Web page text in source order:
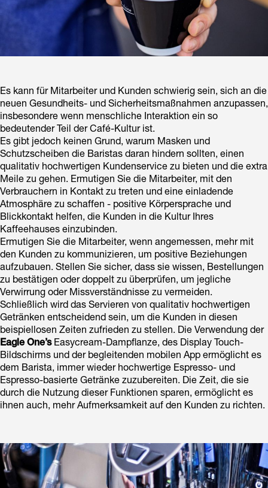
Es kann für Mitarbeiter und Kunden schwierig sein, sich an die
neuen Gesundheits- und Sicherheitsmaßnahmen anzupassen,
insbesondere wenn menschliche Interaktion ein so
bedeutender Teil der Café-Kultur ist.
Es gibt jedoch keinen Grund, warum Masken und
Schutzscheiben die Baristas daran hindern sollten, einen
qualitativ hochwertigen Kundenservice zu bieten und die extra
Meile zu gehen. Ermutigen Sie die Mitarbeiter, mit den
Verbrauchern in Kontakt zu treten und eine einladende
Atmosphäre zu schaffen - positive Körpersprache und
Blickkontakt helfen, die Kunden in die Kultur Ihres
Kaffeehauses einzubinden.
Ermutigen Sie die Mitarbeiter, wenn angemessen, mehr mit
den Kunden zu kommunizieren, um positive Beziehungen
aufzubauen. Stellen Sie sicher, dass sie wissen, Bestellungen
zu bestätigen oder doppelt zu überprüfen, um jegliche
Verwirrung oder Missverständnisse zu vermeiden.
Schließlich wird das Servieren von qualitativ hochwertigen
Getränken entscheidend sein, um die Kunden in diesen
beispiellosen Zeiten zufrieden zu stellen. Die Verwendung der
Eagle One’sEasycream-Dampflanze, des Display Touch-
Bildschirms und der begleitenden mobilen App ermöglicht es
dem Barista, immer wieder hochwertige Espresso- und
Espresso-basierte Getränke zuzubereiten. Die Zeit, die sie
durch die Nutzung dieser Funktionen sparen, ermöglicht es
ihnen auch, mehr Aufmerksamkeit auf den Kunden zu richten.